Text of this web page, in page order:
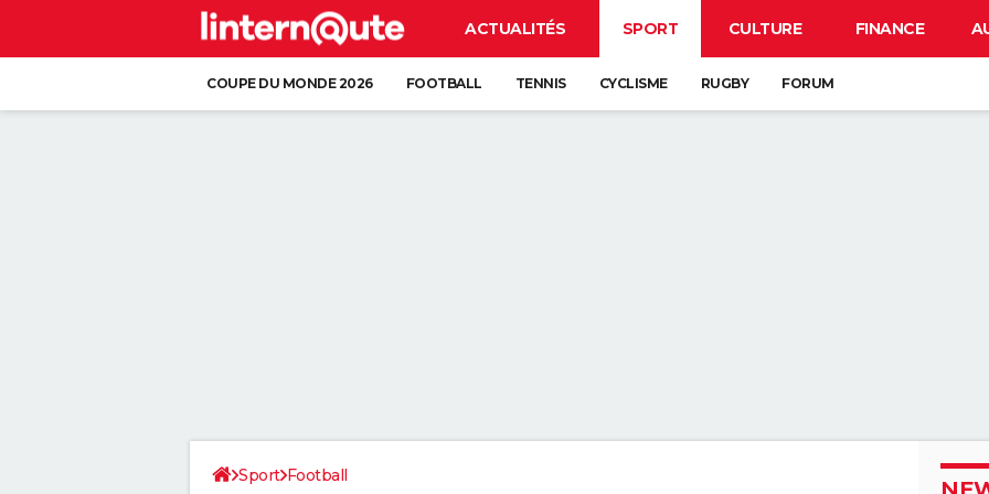
ACTUALITÉS SPORT CULTURE FINANCE
COUPE DU MONDE 2026 FOOTBALL TENNIS CYCLISME RUGBY FORUM
Sport Football